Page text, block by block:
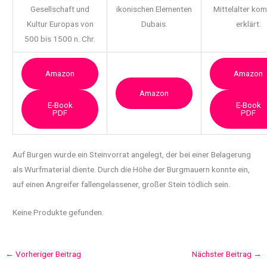
Gesellschaft und
Kultur Europas von
500 bis 1500 n. Chr.
ikonischen Elementen
Dubais.
Mittelalter
erklärt.
Amazon
E-Book
PDF
Amazon
Amazon
E-Book
PDF
Auf Burgen wurde ein Steinvorrat angelegt, der bei einer Belagerung
als Wurfmaterial diente.Durch die Höhe der Burgmauern konnte ein,
auf einen Angreifer fallengelassener, großer Stein tödlich sein.
Keine Produkte gefunden.
← Vorheriger Beitrag Nächster Beitrag →